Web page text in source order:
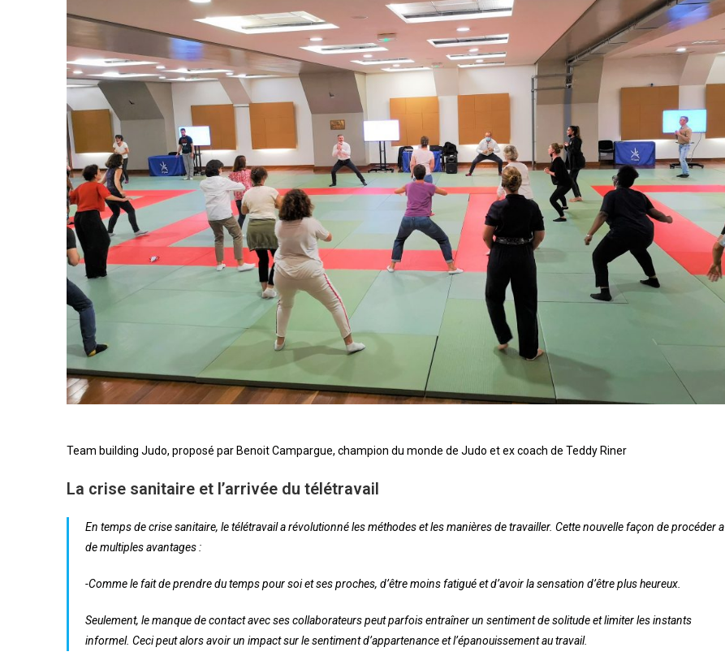
Team building Judo, proposé par Benoit Campargue, champion du monde de Judo et ex coach de Teddy Riner
La crise sanitaire et l’arrivée du télétravail
En temps de crise sanitaire, le télétravail a révolutionné les méthodes et les manières de travailler. Cette nouvelle façon de procéder a
de multiples avantages :
-Comme le fait de prendre du temps pour soi et ses proches, d’être moins fatigué et d’avoir la sensation d’être plus heureux.
Seulement, le manque de contact avec ses collaborateurs peut parfois entraîner un sentiment de solitude et limiter les instants
informel. Ceci peut alors avoir un impact sur le sentiment d’appartenance et l’épanouissement au travail.